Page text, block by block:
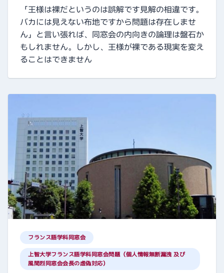
「王様は裸だというのは誤解です見解の相違です。
バカには見えない布地ですから問題は存在しませ
ん」と言い張れば、同窓会の内向きの論理は盤石か
もしれません。しかし、王様が裸である現実を変え
ることはできません
フランス語学科同窓会
上智大学フランス語学科同窓会問題（個人情報無断漏洩 及び
風間烈同窓会会長の虚偽対応）